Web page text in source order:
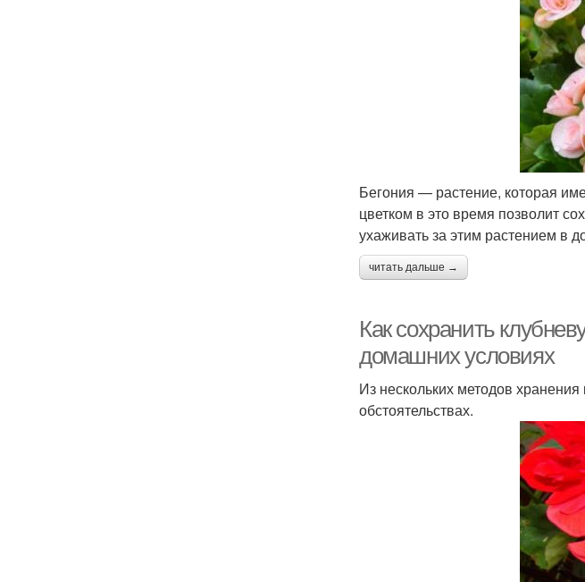
Бегония — растение, которая
цветком в это время позволит
ухаживать за этим растением в
читать дальше →
Как сохранить
домашних условиях
Из нескольких методов
обстоятельствах.